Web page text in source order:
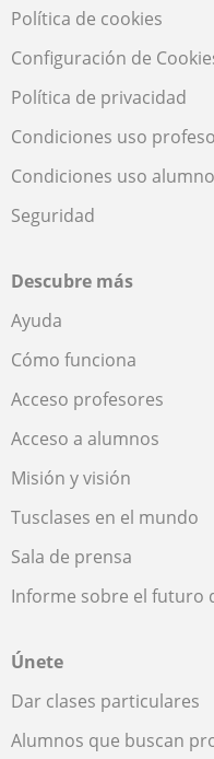
Política de cookies
Configuración de
Política de privacidad
Condiciones uso
Condiciones uso
Seguridad
Descubre más
Ayuda
Cómo funciona
Acceso profesores
Acceso a alumnos
Misión y visión
Tusclases en el mundo
Sala de prensa
Informe sobre el futuro
Únete
Dar clases particulares
Alumnos que buscan